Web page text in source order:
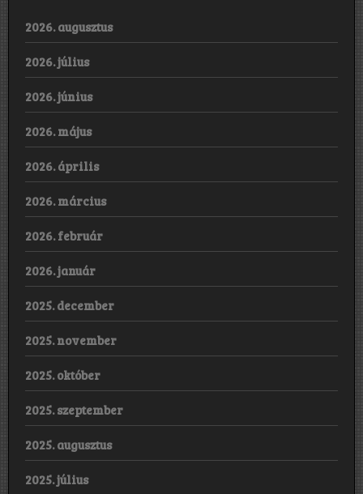
2026. augusztus
2026. július
2026. június
2026. május
2026. április
2026. március
2026. február
2026. január
2025. december
2025. november
2025. október
2025. szeptember
2025. augusztus
2025. július